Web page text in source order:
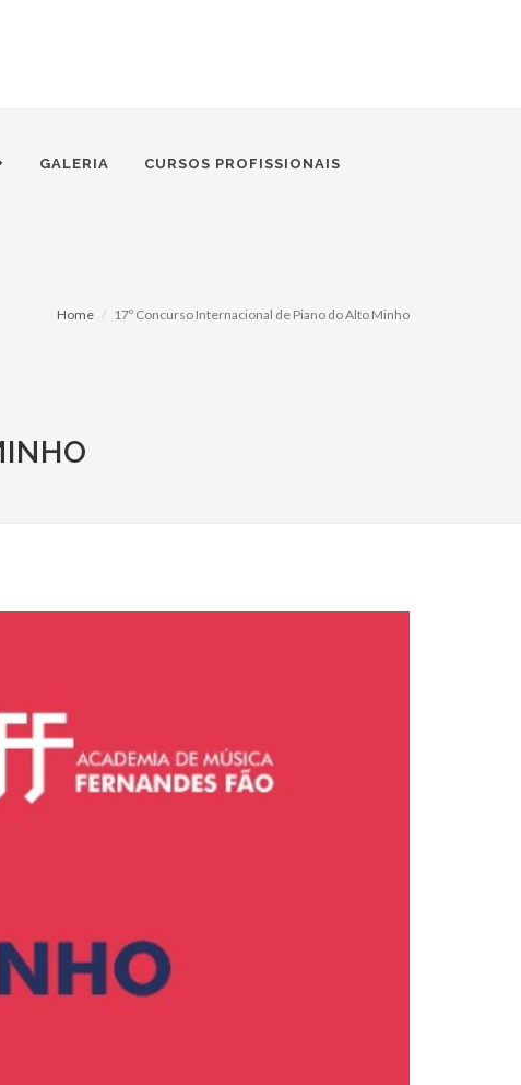
GALERIA CURSOS PROFISSIONAIS
Home 17º Concurso Internacional de Piano do Alto Minho